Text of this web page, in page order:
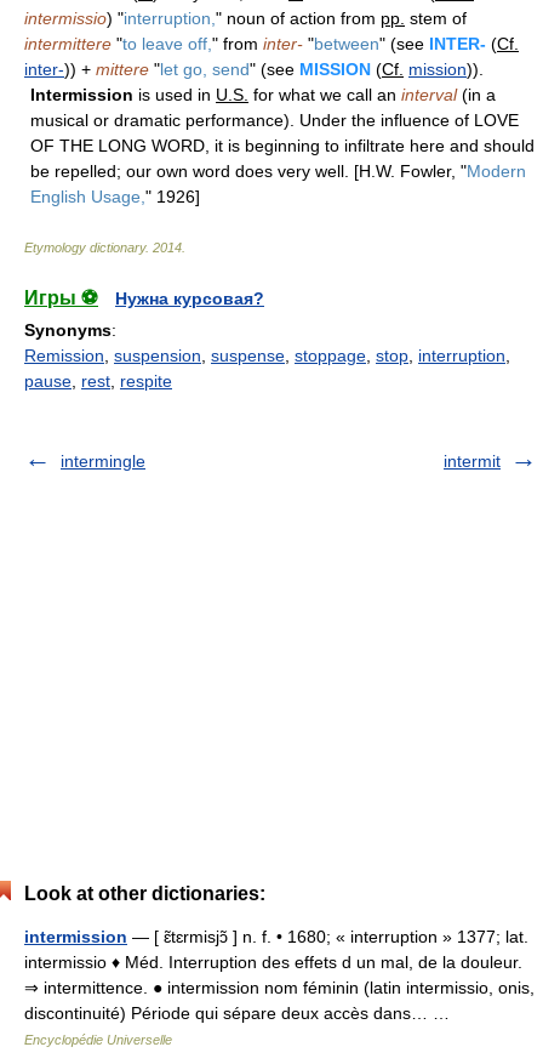
intermissio) "interruption, " noun of action from pp. stem of
intermittere "to leave off, " from inter- "between" (see INTER- (Cf.
inter-)) + mittere "let go, send" (see MISSION (Cf. mission)).
Intermission is used in U.S. for what we call an interval(in a
musical or dramatic performance). Under the influence of LOVE
OF THE LONG WORD, it is beginning to infiltrate here and should
be repelled; our own word does very well. [H.W. Fowler, "Modern
English Usage, " 1926]
Etymology dictionary. 2014
Игры ⚽
Нужна курсовая?
Synonyms:
Remission suspension suspense stoppage stop interruption
pause rest respite
intermingle intermit
Look at other dictionaries:
intermission — [ ɛ̃tɛrmisjɔ̃ ] n. f. • 1680; « interruption » 1377; lat.
intermissio ♦ Méd. Interruption des effets d un mal, de la douleur.
⇒ intermittence. ● intermission nom féminin (latin intermissio, onis,
discontinuité) Période qui sépare deux accès dans… …
Encyclopédie Universelle